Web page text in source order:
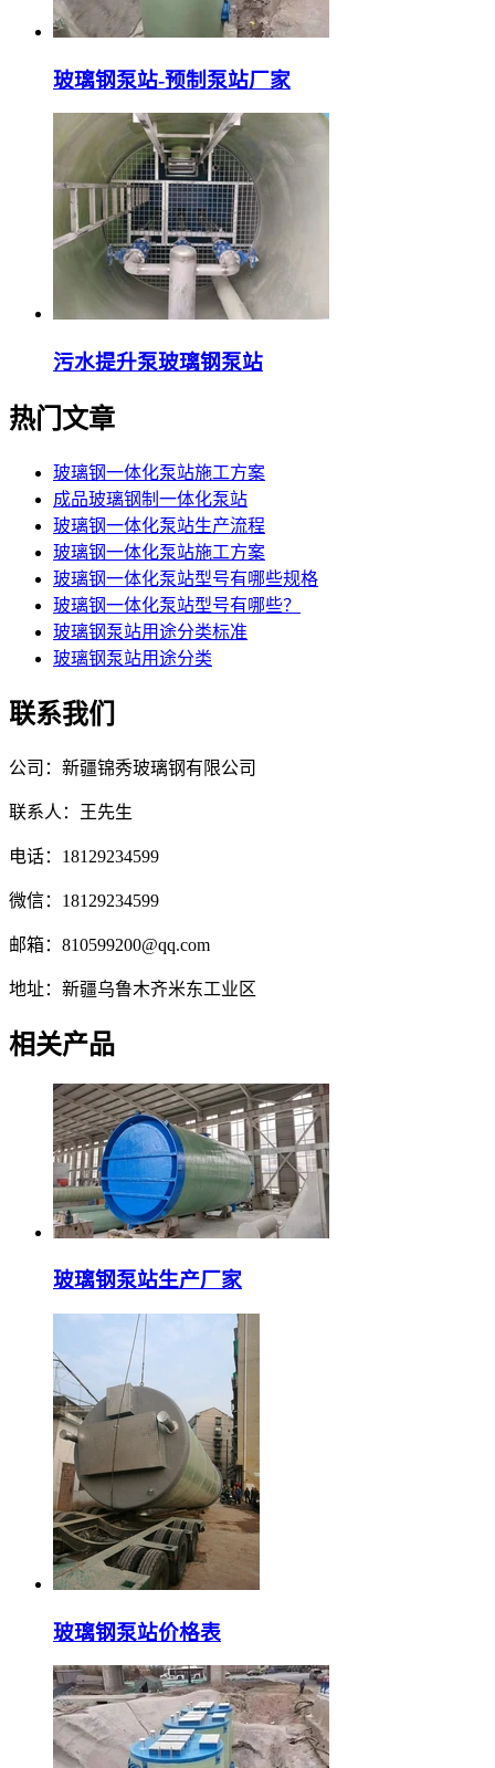
玻璃钢泵站-预制泵站厂家
污水提升泵玻璃钢泵站
热门文章
玻璃钢一体化泵站施工方案
成品玻璃钢制一体化泵站
玻璃钢一体化泵站生产流程
玻璃钢一体化泵站施工方案
玻璃钢一体化泵站型号有哪些规格
玻璃钢一体化泵站型号有哪些？
玻璃钢泵站用途分类标准
玻璃钢泵站用途分类
联系我们
公司：新疆锦秀玻璃钢有限公司
联系人：王先生
电话：18129234599
微信：18129234599
邮箱：810599200@qq.com
地址：新疆乌鲁木齐米东工业区
相关产品
玻璃钢泵站生产厂家
玻璃钢泵站价格表